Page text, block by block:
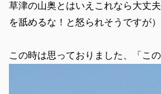
草津の山奥とはいえこれなら大丈
を舐めるな！と怒られそうですが）
この時は思っておりました、「この